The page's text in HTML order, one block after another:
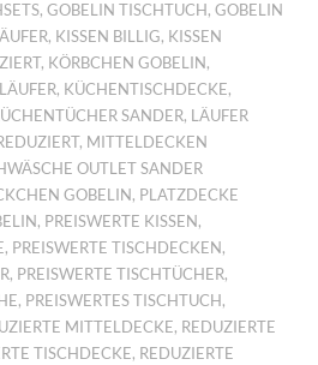
,GOBELIN TISCHTUCH ,GOBELIN
, KISSEN BILLIG, KISSEN
, KÖRBCHEN GOBELIN ,
, KÜCHENTISCHDECKE,
SANDER, LÄUFER
, MITTELDECKEN
OUTLET SANDER
GOBELIN , PLATZDECKE
, PREISWERTE KISSEN ,
, PREISWERTE TISCHDECKEN ,
, PREISWERTE TISCHTÜCHER,
, PREISWERTES TISCHTUCH ,
MITTELDECKE, REDUZIERTE
TISCHDECKE, REDUZIERTE